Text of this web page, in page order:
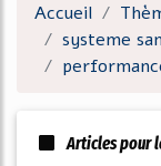
Accueil
systeme
Articles pour